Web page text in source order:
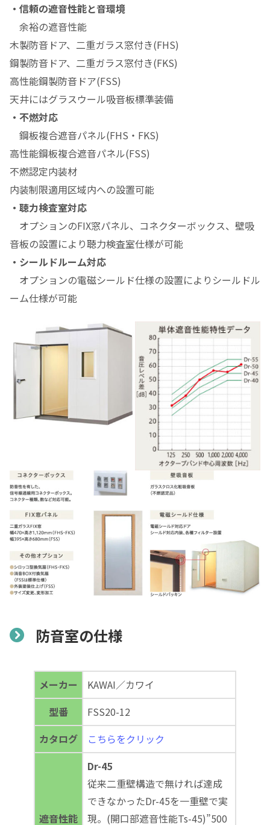
・信頼の遮音性能と音環境
余裕の遮音性能
木製防音ドア、二重ガラス窓付き(FHS)
鋼製防音ドア、二重ガラス窓付き(FKS)
高性能鋼製防音ドア(FSS)
天井にはグラスウール吸音板標準装備
・不燃対応
鋼板複合遮音パネル(FHS・FKS)
高性能鋼板複合遮音パネル(FSS)
不燃認定内装材
内装制限適用区域内への設置可能
・聴力検査室対応
オプションのFIX窓パネル、コネクターボックス、壁吸
音板の設置により聴力検査室仕様が可能
・シールドルーム対応
オプションの電磁シールド仕様の設置によりシールドル
ーム仕様が可能
防音室の仕様
メーカー
KAWAI／カワイ
型番
FSS20-12
カタログ
こちらをクリック
遮音性能
Dr-45
従来二重壁構造で無ければ達成
できなかったDr-45を一重壁で実
現。(開口部遮音性能Ts-45)”500